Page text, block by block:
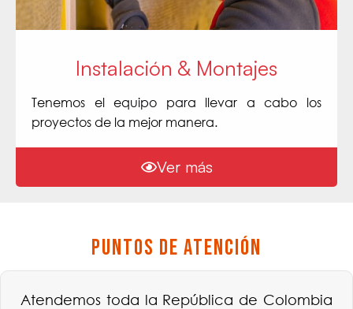
Instalación & Montajes
Tenemos el equipo para llevar a cabo los
proyectos de la mejor manera.
Ver más
Puntos de Atención
Atendemos toda la República de Colombia